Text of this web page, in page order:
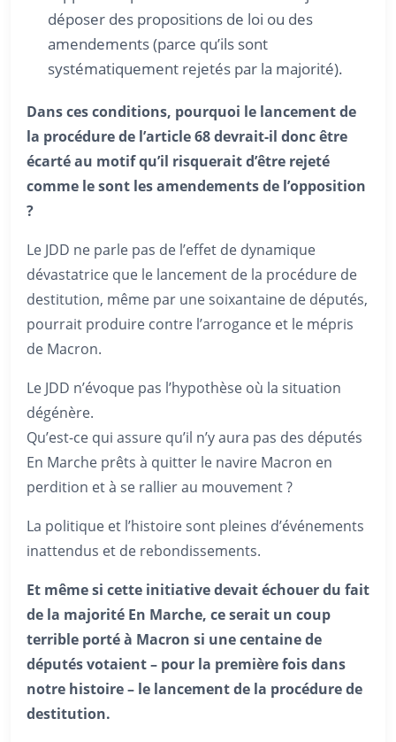
déposer des propositions de loi ou des
amendements (parce qu’ils sont
systématiquement rejetés par la majorité).
Dans ces conditions, pourquoi le lancement de
la procédure de l’article 68 devrait-il donc être
écarté au motif qu’il risquerait d’être rejeté
comme le sont les amendements de l’opposition
?
Le JDD ne parle pas de l’effet de dynamique
dévastatrice que le lancement de la procédure de
destitution, même par une soixantaine de députés,
pourrait produire contre l’arrogance et le mépris
de Macron.
Le JDD n’évoque pas l’hypothèse où la situation
dégénère.
Qu’est-ce qui assure qu’il n’y aura pas des députés
En Marche prêts à quitter le navire Macron en
perdition et à se rallier au mouvement ?
La politique et l’histoire sont pleines d’événements
inattendus et de rebondissements.
Et même si cette initiative devait échouer du fait
de la majorité En Marche, ce serait un coup
terrible porté à Macron si une centaine de
députés votaient – pour la première fois dans
notre histoire – le lancement de la procédure de
destitution.